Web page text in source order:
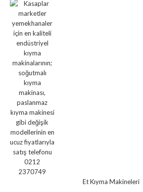
Et Kıyma Makineleri